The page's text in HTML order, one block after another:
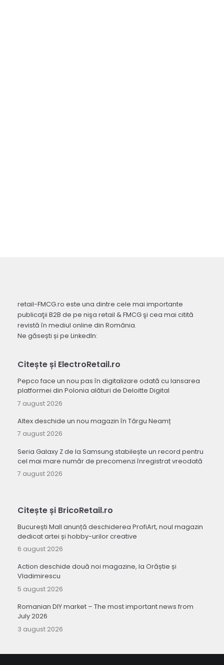
retail-FMCG.ro este una dintre cele mai importante
publicaţii B2B de pe nişa retail & FMCG şi cea mai citită
revistă în mediul online din România.
Ne găsești și pe LinkedIn:
Citește și ElectroRetail.ro
Pepco face un nou pas în digitalizare odată cu lansarea
platformei din Polonia alături de Deloitte Digital
7 august 2026
Altex deschide un nou magazin în Târgu Neamț
7 august 2026
Seria Galaxy Z de la Samsung stabilește un record pentru
cel mai mare număr de precomenzi înregistrat vreodată
7 august 2026
Citește și BricoRetail.ro
București Mall anunță deschiderea ProfiArt, noul magazin
dedicat artei și hobby-urilor creative
6 august 2026
Action deschide două noi magazine, la Orăștie și
Vladimirescu
5 august 2026
Romanian DIY market – The most important news from
July 2026
3 august 2026